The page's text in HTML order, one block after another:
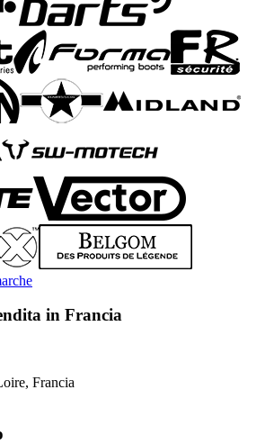
in Francia
Francia